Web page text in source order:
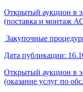
Открытый аукцион в
(поставка и монтаж
Закупочные
Дата публикации:
Открытый аукцион в
(оказание услуг по